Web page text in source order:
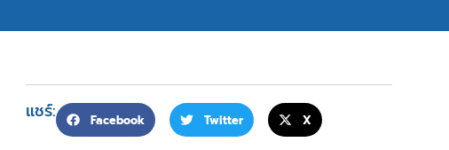
แชร์: Facebook Twitter X